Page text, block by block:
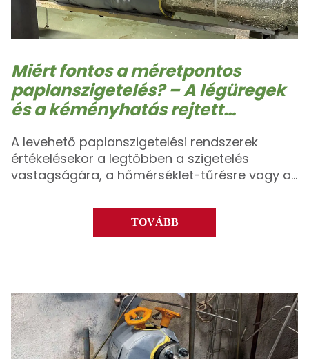
Miért fontos a méretpontos
paplanszigetelés? – A légüregek
és a kéményhatás rejtett
A levehető paplanszigetelési rendszerek
értékelésekor a legtöbben a szigetelés
vastagságára, a hőmérséklet-tűrésre vagy a
Egy kulcsfontosságú tényező azonban
gyakran háttérbe szorul: a pontos illeszkedés.
Első pillantásra egy túlméretezett, dobozszerű
feltételezik, hogy a nagyobb légréteg javítja a
szigetelés teljesítményét. Bár a levegő kiváló
[…]
TOVÁBB